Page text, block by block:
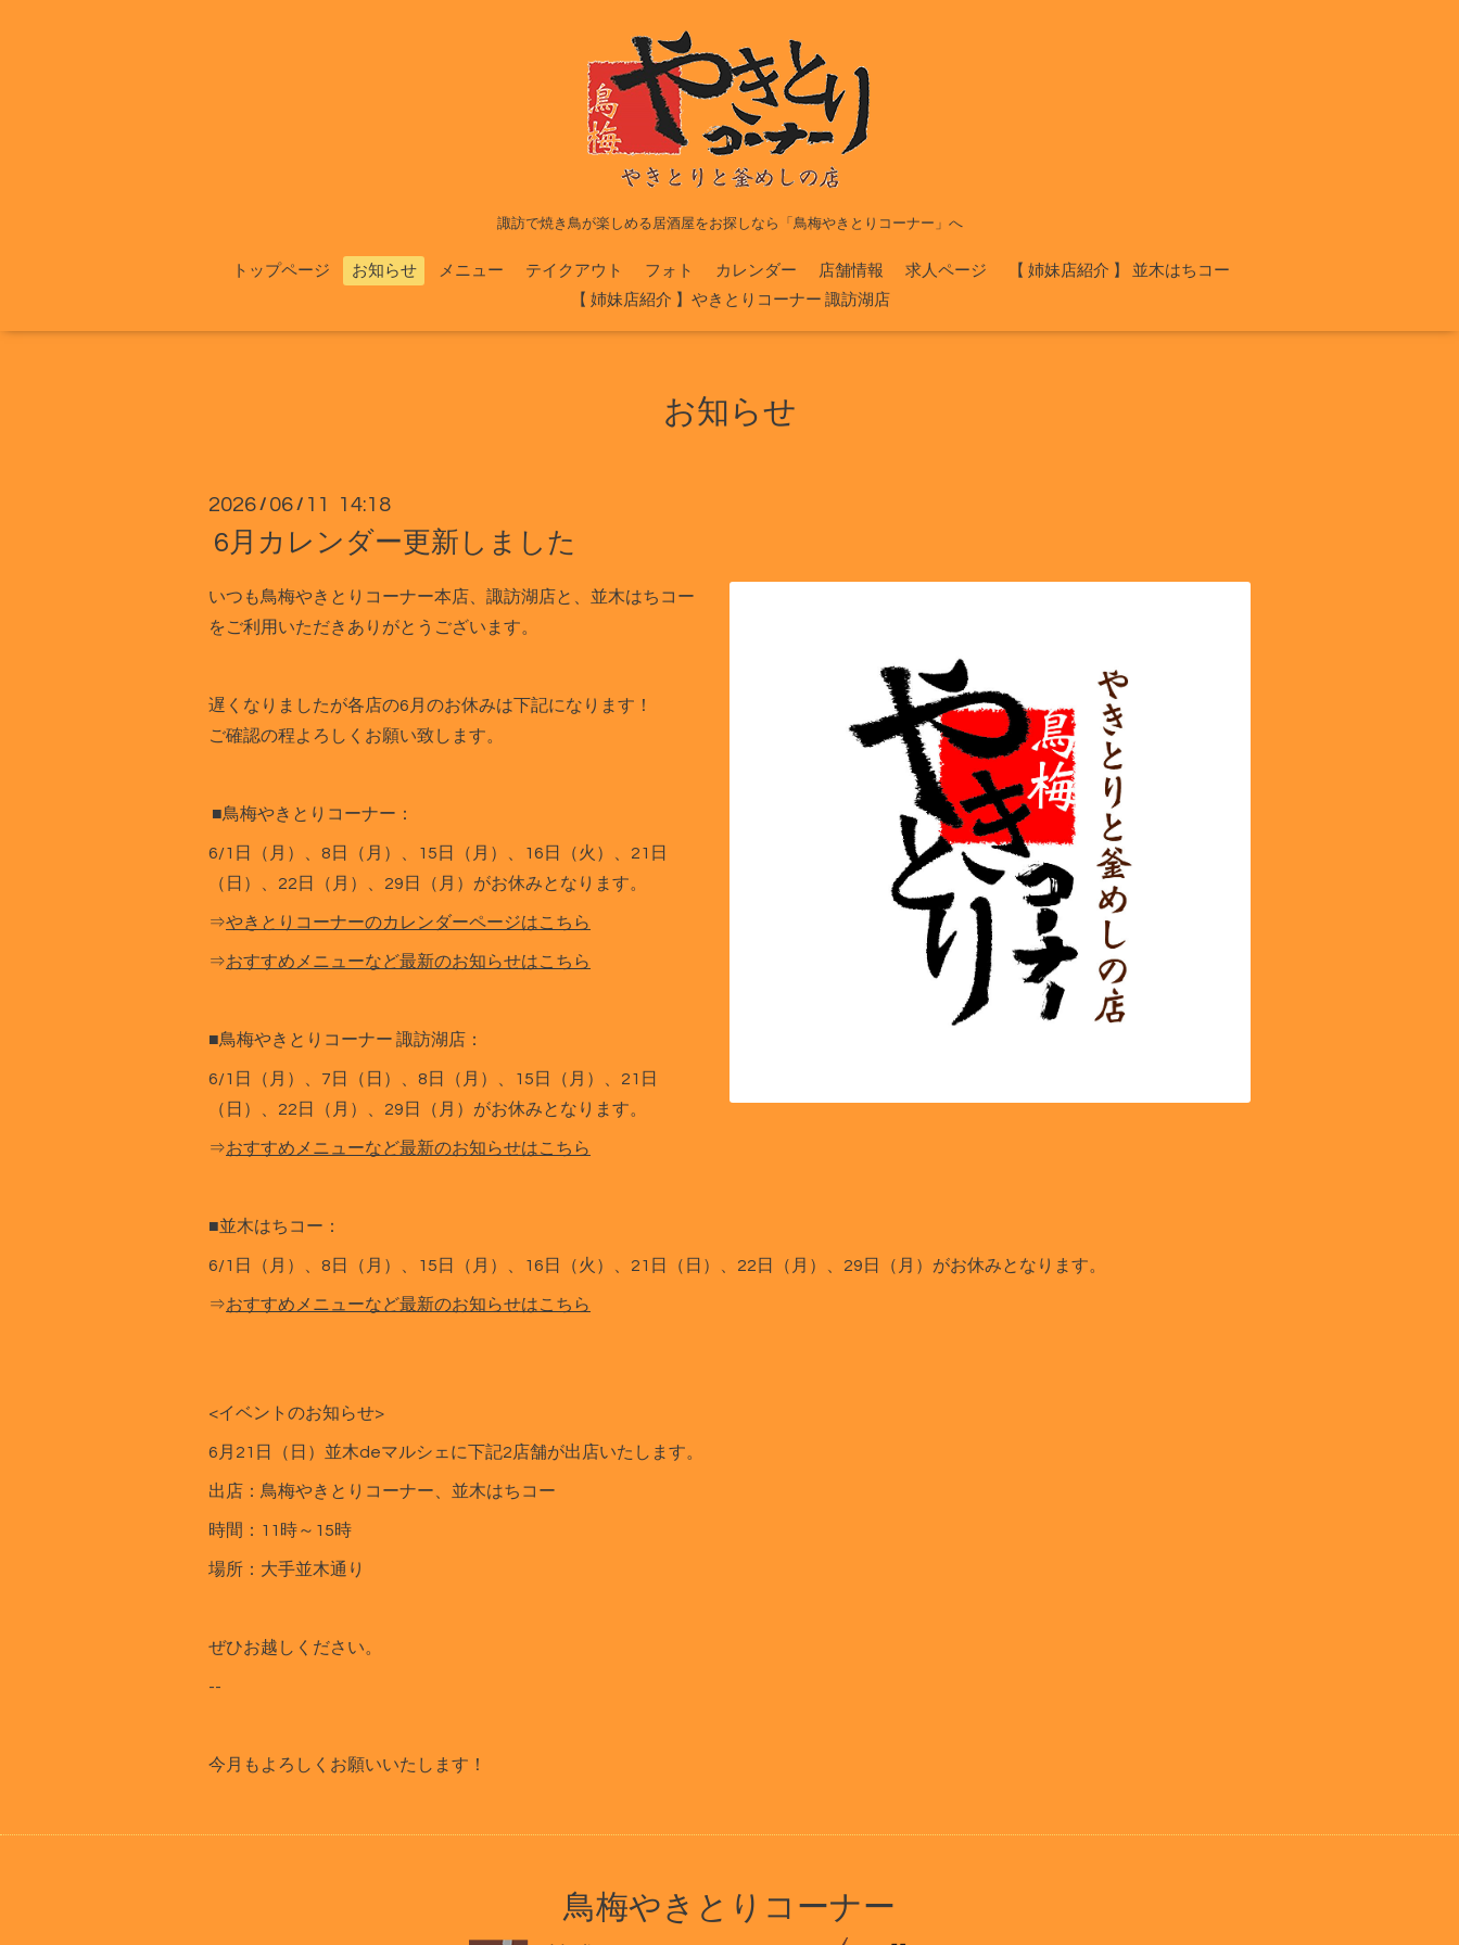
諏訪で焼き鳥が楽しめる居酒屋をお探しなら「鳥梅やきとりコーナー」へ
トップページ お知らせ メニュー テイクアウト フォト カレンダー 店舗情報 求人ページ
【 姉妹店紹介 】 並木はちコー
【 姉妹店紹介 】やきとりコーナー 諏訪湖店
お知らせ
2026 / 06 / 11 14:18
6月カレンダー更新しました
いつも鳥梅やきとりコーナー本店、諏訪湖店と、並木はちコー
をご利用いただきありがとうございます。
遅くなりましたが各店の6月のお休みは下記になります！
ご確認の程よろしくお願い致します。
■鳥梅やきとりコーナー：
6/1日（月）、8日（月）、15日（月）、16日（火）、21日
（日）、22日（月）、29日（月）がお休みとなります。
⇒やきとりコーナーのカレンダーページはこちら
⇒おすすめメニューなど最新のお知らせはこちら
■鳥梅やきとりコーナー 諏訪湖店：
6/1日（月）、7日（日）、8日（月）、15日（月）、21日
（日）、22日（月）、29日（月）がお休みとなります。
⇒おすすめメニューなど最新のお知らせはこちら
■並木はちコー：
6/1日（月）、8日（月）、15日（月）、16日（火）、21日（日）、22日（月）、29日（月）がお休みとなります。
⇒おすすめメニューなど最新のお知らせはこちら
<イベントのお知らせ>
6月21日（日）並木deマルシェに下記2店舗が出店いたします。
出店：鳥梅やきとりコーナー、並木はちコー
時間：11時～15時
場所：大手並木通り
ぜひお越しください。
--
今月もよろしくお願いいたします！
鳥梅やきとりコーナー